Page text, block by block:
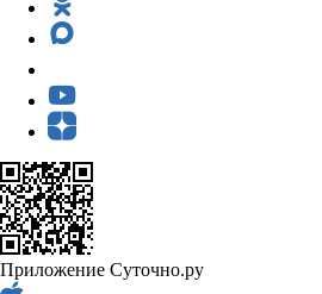
Приложение Суточно.ру